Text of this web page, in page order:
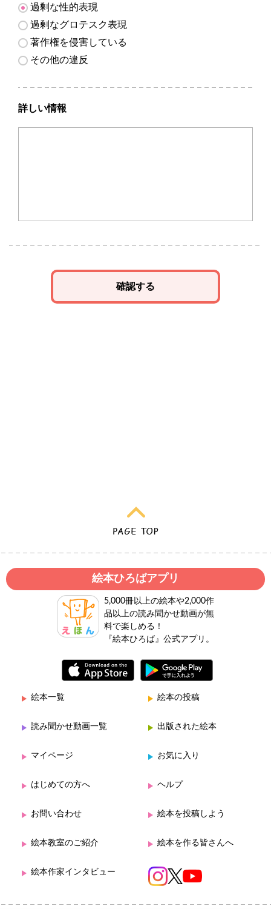
過剰な性的表現
過剰なグロテスク表現
著作権を侵害している
その他の違反
詳しい情報
確認する
絵本ひろばアプリ
5,000冊以上の絵本や2,000作
品以上の読み聞かせ動画が無
料で楽しめる！
『絵本ひろば』公式アプリ。
絵本一覧 絵本の投稿
読み聞かせ動画一覧 出版された絵本
マイページ お気に入り
はじめての方へ ヘルプ
お問い合わせ 絵本を投稿しよう
絵本教室のご紹介 絵本を作る皆さんへ
絵本作家インタビュー